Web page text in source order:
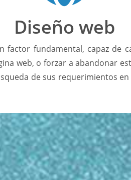
Diseño web
factor fundamental, capaz de
web, o forzar a abandonar
de sus requerimientos